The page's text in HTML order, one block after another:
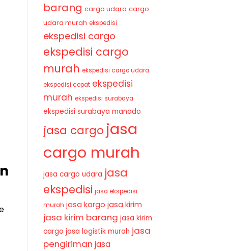
barang cargo udara cargo
udara murah ekspedisi
ekspedisi cargo
ekspedisi cargo
murah ekspedisi cargo udara
ekspedisi cepat ekspedisi
murah ekspedisi surabaya
ekspedisi surabaya manado
jasa cargo jasa
cargo murah
jasa cargo udara jasa
ekspedisi jasa ekspedisi
murah jasa kargo jasa kirim
jasa kirim barang jasa kirim
cargo jasa logistik murah jasa
pengiriman jasa